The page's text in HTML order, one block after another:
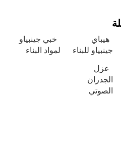
هيباي
جينبياو للبناء
خبي جينبياو
لمواد البناء
عزل
الجدران
الصوتي